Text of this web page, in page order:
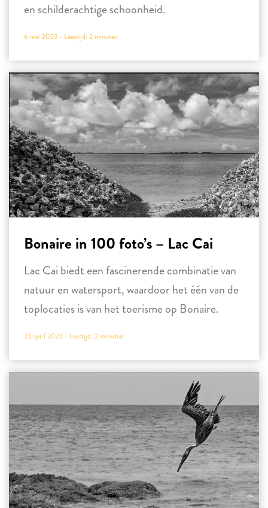
en schilderachtige schoonheid.
6 mei 2023 - Leestijd: 2minuten
Bonaire in 100 foto’s – Lac Cai
Lac Cai biedt een fascinerende combinatie van
natuur en watersport, waardoor het één van de
toplocaties is van het toerisme op Bonaire.
23 april 2023 - Leestijd: 2minuten